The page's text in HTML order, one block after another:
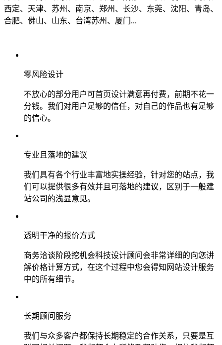
西定、天津、苏州、南京、郑州、长沙、东莞、沈阳、青岛、
合肥、佛山、山东、台湾苏州、厦门...
零风险设计
不放心的部分用户可首页设计满意再付费，前期不花一
分钱。我们对用户足够的信任，对自己的作品也有足够
的信心。
专业且落地的建议
我们具有各个行业丰富地实操经验，针对您的站点，我
们可以提供很多有效并且可落地的建议，区别于一般建
站公司的浅显意见。
透明干净的报价方式
商务洽谈阶段挖机会科技设计顾问会非常详细的向您讲
解价格计算方式，在这个过程中您会得知网站设计服务
中的所有细节。
长期顾问服务
我们与众多客户都保持长期稳定的合作关系，只要是互